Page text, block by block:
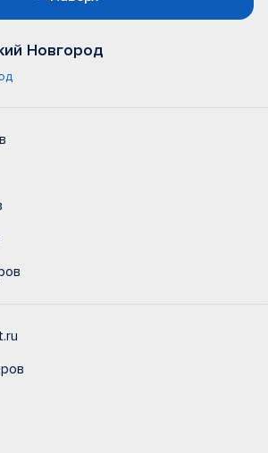
Новгород